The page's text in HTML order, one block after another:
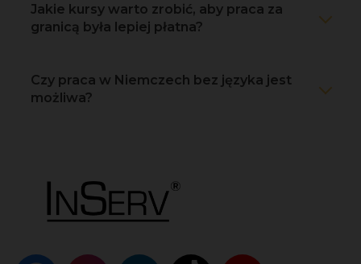
Jakie kursy warto zrobić, aby praca za
granicą była lepiej płatna?
Czy praca w Niemczech bez języka jest
możliwa?